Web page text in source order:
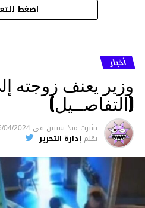
اضغط
أخبار
وزير يعنف زوجته
(التفاصــيل)
نشرت منذ سنتين فى 04/2024
بقلم إدارة التحرير